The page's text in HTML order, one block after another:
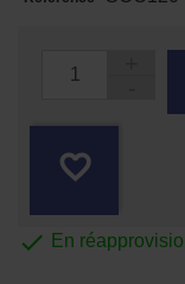
favorite_border
 En